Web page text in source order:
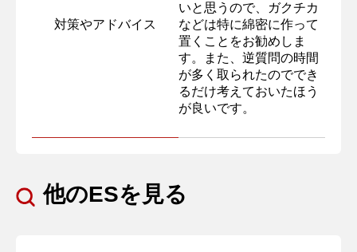
対策やアドバイス
いと思うので、ガクチカ
などは特に綿密に作って
置くことをお勧めしま
す。また、逆質問の時間
が多く取られたのででき
るだけ考えておいたほう
が良いです。
他のESを見る